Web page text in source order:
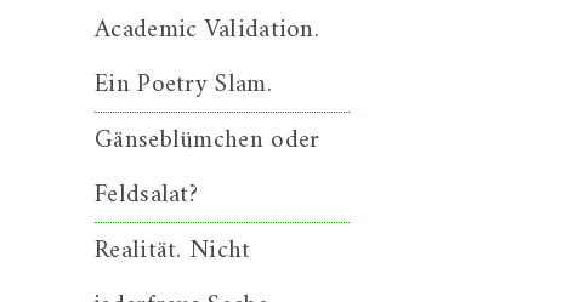
Academic Validation.
Ein Poetry Slam.
Gänseblümchen oder
Feldsalat?
Realität. Nicht